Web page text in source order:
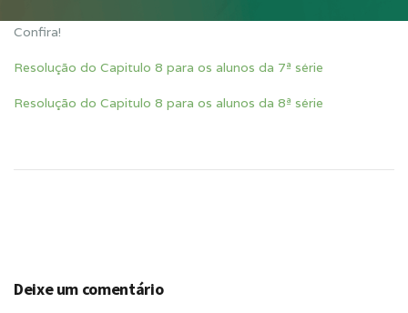
Confira!
Resolução do Capitulo 8 para os alunos da 7ª série
Resolução do Capitulo 8 para os alunos da 8ª série
Deixe um comentário